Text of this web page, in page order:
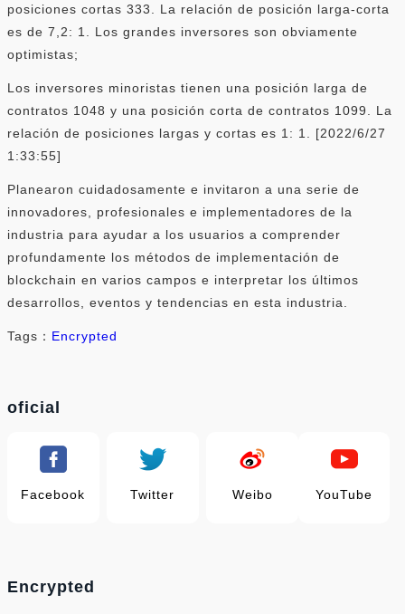
posiciones cortas 333. La relación de posición larga-corta
es de 7,2: 1. Los grandes inversores son obviamente
optimistas;
Los inversores minoristas tienen una posición larga de
contratos 1048 y una posición corta de contratos 1099. La
relación de posiciones largas y cortas es 1: 1. [2022/6/27
1:33:55]
Planearon cuidadosamente e invitaron a una serie de
innovadores, profesionales e implementadores de la
industria para ayudar a los usuarios a comprender
profundamente los métodos de implementación de
blockchain en varios campos e interpretar los últimos
desarrollos, eventos y tendencias en esta industria.
Tags： Encrypted
oficial
Facebook Twitter Weibo YouTube
Encrypted